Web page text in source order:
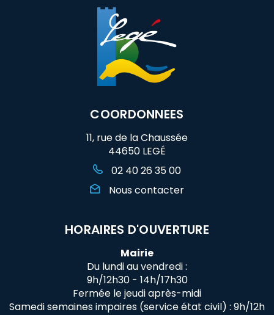
COORDONNEES
11, rue de la Chaussée
44650 LEGÉ
02 40 26 35 00
Nous contacter
HORAIRES D'OUVERTURE
Mairie
Du lundi au vendredi :
9h/12h30 - 14h/17h30
Fermée le jeudi après-midi
Samedi semaines impaires (service état civil) : 9h/12h